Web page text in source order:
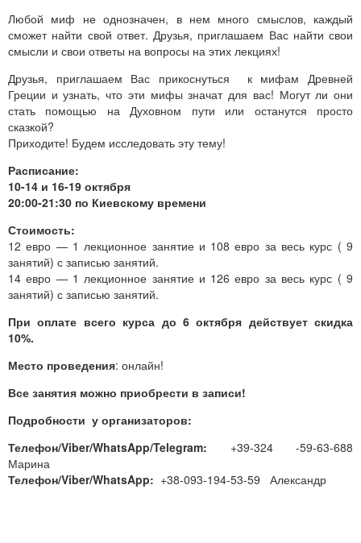
Любой миф не однозначен, в нем много смыслов, каждый
сможет найти свой ответ. Друзья, приглашаем Вас найти свои
смысли и свои ответы на вопросы на этих лекциях!
Друзья, приглашаем Вас прикоснуться к мифам Древней
Греции и узнать, что эти мифы значат для вас! Могут ли они
стать помощью на Духовном пути или останутся просто
сказкой?
Приходите! Будем исследовать эту тему!
Расписание:
10-14 и 16-19 октября
20:00-21:30 по Киевскому времени
Стоимость:
12 евро — 1 лекционное занятие и 108 евро за весь курс ( 9
занятий) с записью занятий.
14 евро — 1 лекционное занятие и 126 евро за весь курс ( 9
занятий) с записью занятий.
При оплате всего курса до 6 октября действует скидка
10%.
Место проведения: онлайн!
Все занятия можно приобрести в записи!
Подробности у организаторов:
Телефон/Viber/WhatsApp/Telegram: +39-324 -59-63-688
Марина
Телефон/Viber/WhatsApp: +38-093-194-53-59 Александр